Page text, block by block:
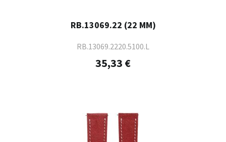
RB.13069.22 (22 MM)
RB.13069.2220.5100.L
35,33 €